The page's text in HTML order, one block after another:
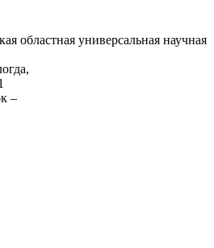
областная универсальная научная
–